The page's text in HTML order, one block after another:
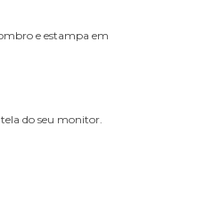
e estampa em
do seu monitor.